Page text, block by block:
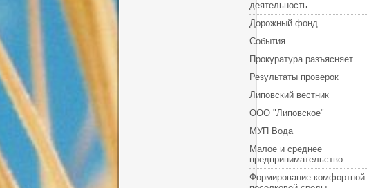
деятельность
Дорожный фонд
События
Прокуратура разъясняет
Результаты проверок
Липовский вестник
ООО "Липовское"
МУП Вода
Малое и среднее
предпринимательство
Формирование комфортной